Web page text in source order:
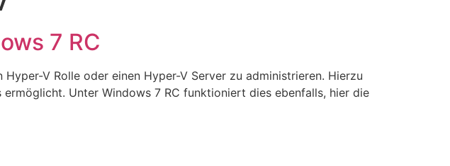
7 RC
V Rolle oder einen Hyper-V Server zu administrieren. Hierzu
Unter Windows 7 RC funktioniert dies ebenfalls, hier die